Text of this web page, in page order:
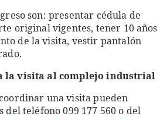
son: presentar cédula de
original vigentes, tener 10 años
de la visita, vestir pantalón
la visita al complejo industrial
una visita pueden
del teléfono 099 177 560 o del